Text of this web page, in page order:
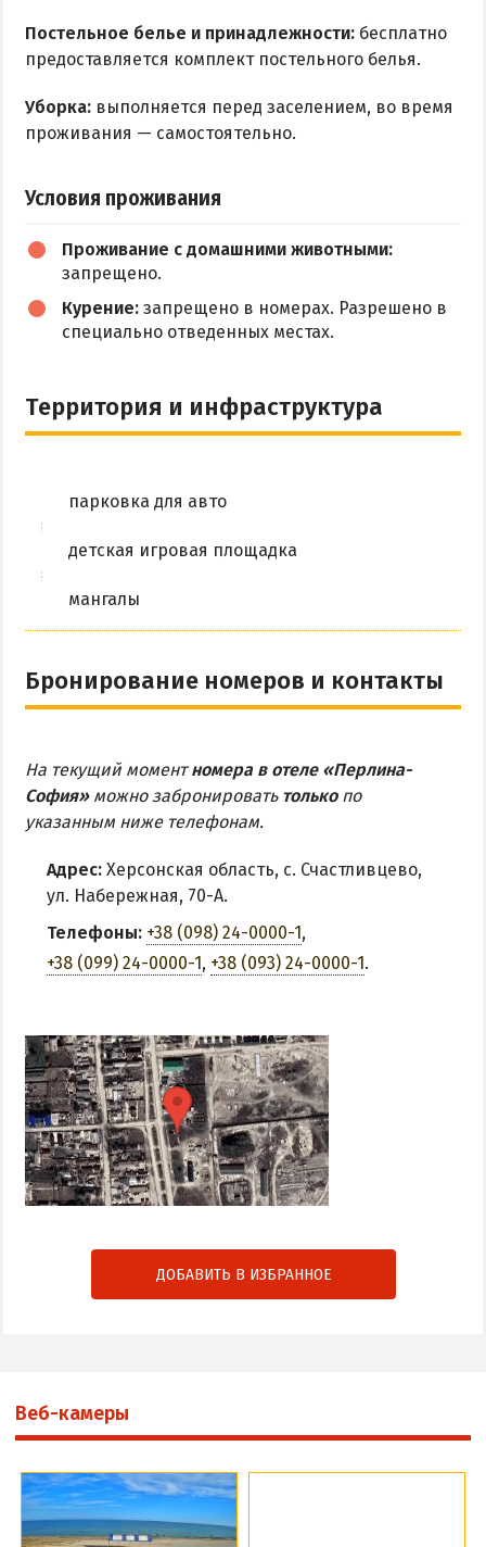
Постельное белье и принадлежности: бесплатно
предоставляется комплект постельного белья.
Уборка: выполняется перед заселением, во время
проживания — самостоятельно.
Условия проживания
Проживание с домашними животными:
запрещено.
Курение: запрещено в номерах. Разрешено в
специально отведенных местах.
Территория и инфраструктура
парковка для авто
детская игровая площадка
мангалы
Бронирование номеров и контакты
На текущий моментномера в отеле «Перлина-
София»можно забронировать толькопо
указанным ниже телефонам.
Адрес: Херсонская область, с. Счастливцево,
ул. Набережная, 70-А.
Телефоны: +38 (098) 24-0000-1,
+38 (099) 24-0000-1, +38 (093) 24-0000-1.
ДОБАВИТЬ В ИЗБРАННОЕ
Веб-камеры